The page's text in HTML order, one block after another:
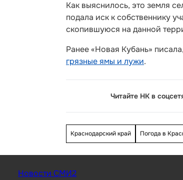
Как выяснилось, это земля
подала иск к собственнику
скопившуюся на данной
Ранее «Новая Кубань»
грязные ямы и лужи.
Читайте НК в
Краснодарский край Погода в
Новости СМИ2